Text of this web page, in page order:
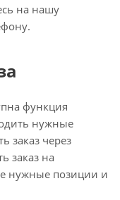
на нашу
функция
нужные
заказ через
заказ на
нужные позиции и